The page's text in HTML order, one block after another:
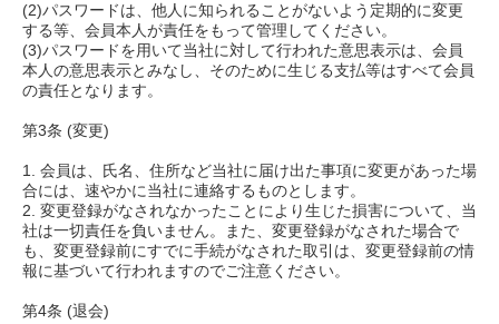
(2)パスワードは、他人に知られることがないよう定期的に変更
する等、会員本人が責任をもって管理してください。
(3)パスワードを用いて当社に対して行われた意思表示は、会員
本人の意思表示とみなし、そのために生じる支払等はすべて会員
の責任となります。
第3条 (変更)
1. 会員は、氏名、住所など当社に届け出た事項に変更があった場
合には、速やかに当社に連絡するものとします。
2. 変更登録がなされなかったことにより生じた損害について、当
社は一切責任を負いません。また、変更登録がなされた場合で
も、変更登録前にすでに手続がなされた取引は、変更登録前の情
報に基づいて行われますのでご注意ください。
第4条 (退会)